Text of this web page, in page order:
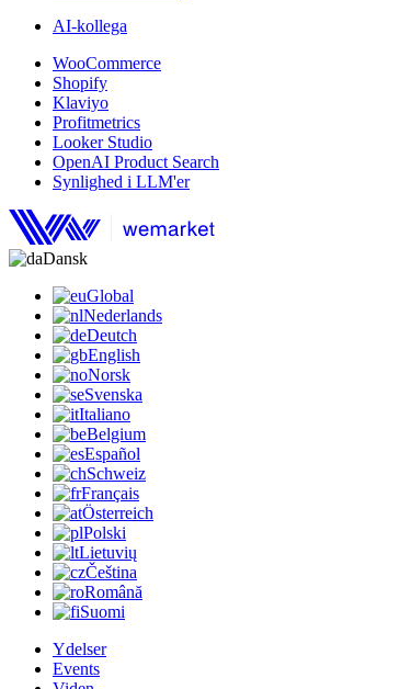
AI-kollega
WooCommerce
Shopify
Klaviyo
Profitmetrics
Looker Studio
OpenAI Product Search
Synlighed i LLM'er
Dansk
Global
Nederlands
Deutch
English
Norsk
Svenska
Italiano
Belgium
Español
Schweiz
Français
Österreich
Polski
Lietuvių
Čeština
Română
Suomi
Ydelser
Events